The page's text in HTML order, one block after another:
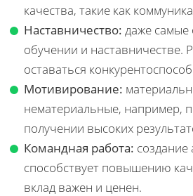
качества, такие как
Наставничество: даже
обучении и наставничестве.
оставаться
Мотивирование:
нематериальные, например,
получении высоких
Командная работа:
способствует повышению
вклад важен и ценен.